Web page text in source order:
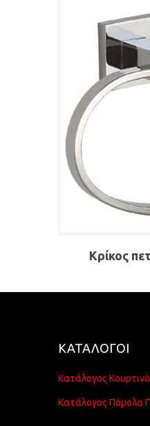
Κρίκος
ΚΑΤΑΛΟΓΟΙ
Κατάλογος
Κατάλογος Πόμολα